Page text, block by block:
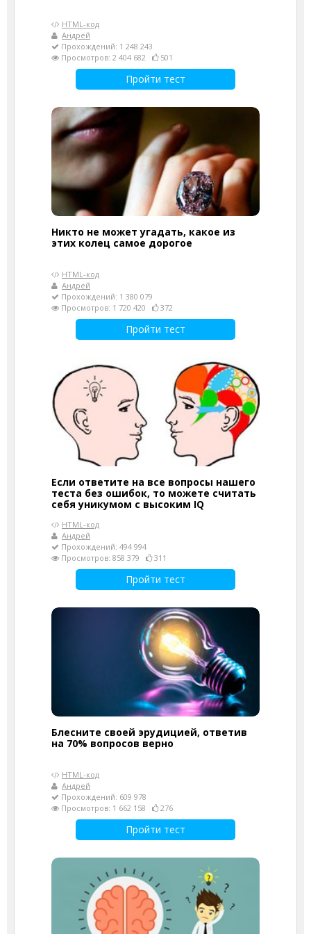
HTML-код
Андрей
Прохождений: 1 248 243
Просмотров: 2 404 682
501
Пройти тест
Никто не может угадать, какое из
этих колец самое дорогое
HTML-код
Андрей
Прохождений: 1 380 079
Просмотров: 1 720 420
372
Пройти тест
Если ответите на все вопросы нашего
теста без ошибок, то можете считать
себя уникумом с высоким IQ
HTML-код
Андрей
Прохождений: 494 994
Просмотров: 858 379
311
Пройти тест
Блесните своей эрудицией, ответив
на 70% вопросов верно
HTML-код
Андрей
Прохождений: 609 978
Просмотров: 1 662 158
276
Пройти тест